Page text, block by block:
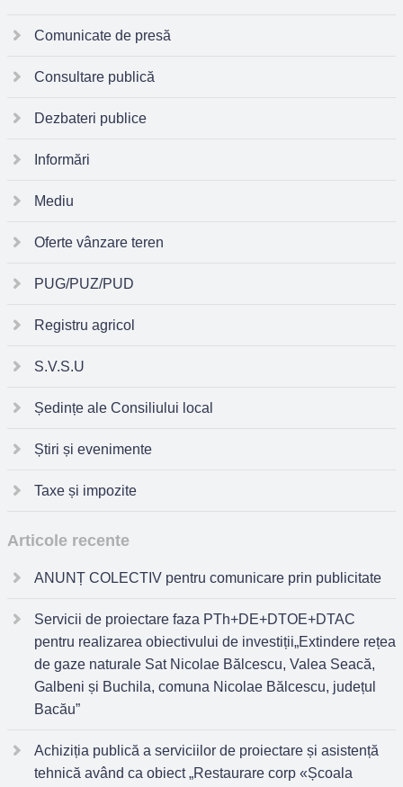
Comunicate de presă
Consultare publică
Dezbateri publice
Informări
Mediu
Oferte vânzare teren
PUG/PUZ/PUD
Registru agricol
S.V.S.U
Ședințe ale Consiliului local
Știri și evenimente
Taxe și impozite
Articole recente
ANUNȚ COLECTIV pentru comunicare prin publicitate
Servicii de proiectare faza PTh+DE+DTOE+DTAC
pentru realizarea obiectivului de investiții„Extindere rețea
de gaze naturale Sat Nicolae Bălcescu, Valea Seacă,
Galbeni și Buchila, comuna Nicolae Bălcescu, județul
Bacău”
Achiziția publică a serviciilor de proiectare și asistență
tehnică având ca obiect „Restaurare corp «Școala